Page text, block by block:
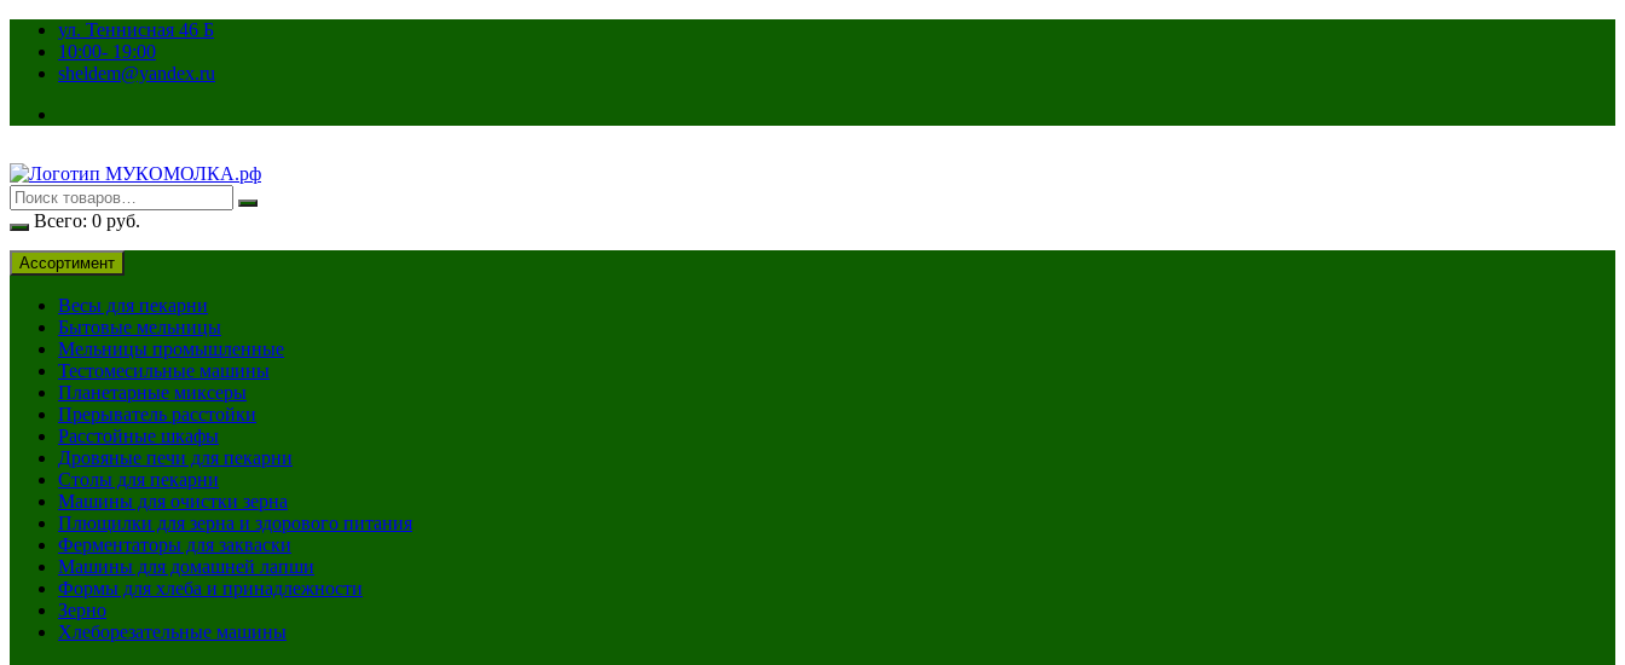
Перейти
содержимому
ул. Теннисная 46 Б
10:00- 19:00
sheldem@yandex.ru
Всего: 0 руб.
Ассортимент
Весы для пекарни
Бытовые мельницы
Мельницы промышленные
Тестомесильные машины
Планетарные миксеры
Прерыватель расстойки
Расстойные шкафы
Дровяные печи для пекарни
Столы для пекарни
Машины для очистки зерна
Плющилки для зерна и здорового питания
Ферментаторы для закваски
Машины для домашней лапши
Формы для хлеба и принадлежности
Зерно
Хлеборезательные машины